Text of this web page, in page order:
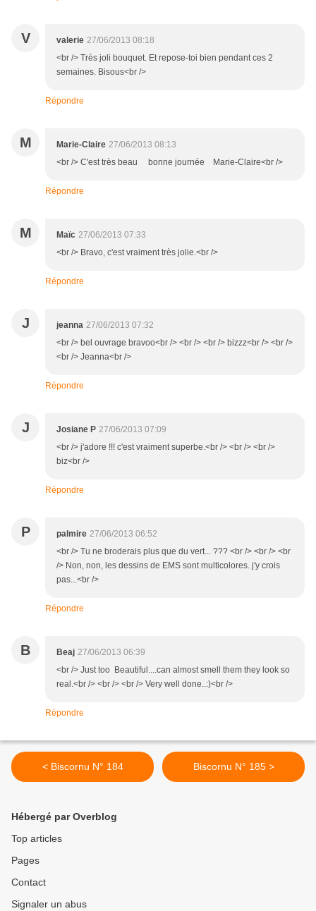
V valerie 27/06/2013 08:18
<br /> Très joli bouquet. Et repose-toi bien pendant ces 2
semaines. Bisous<br />
Répondre
M Marie-Claire 27/06/2013 08:13
<br /> C'est très beau bonne journée Marie-Claire<br />
Répondre
M Maïc 27/06/2013 07:33
<br /> Bravo, c'est vraiment très jolie.<br />
Répondre
J jeanna 27/06/2013 07:32
<br /> bel ouvrage bravoo<br /> <br /> <br /> bizzz<br /> <br />
<br /> Jeanna<br />
Répondre
J Josiane P 27/06/2013 07:09
<br /> j'adore !!! c'est vraiment superbe.<br /> <br /> <br />
biz<br />
Répondre
P palmire 27/06/2013 06:52
<br /> Tu ne broderais plus que du vert... ??? <br /> <br /> <br
/> Non, non, les dessins de EMS sont multicolores. j'y crois
pas...<br />
Répondre
B Beaj 27/06/2013 06:39
<br /> Just too Beautiful....can almost smell them they look so
real.<br /> <br /> <br /> Very well done..:)<br />
Répondre
< Biscornu N° 184 Biscornu N° 185 >
Hébergé par Overblog
Top articles
Pages
Contact
Signaler un abus